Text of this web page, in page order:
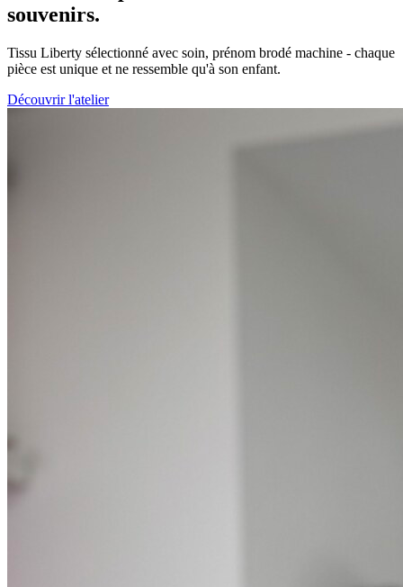
souvenirs.
Tissu Liberty sélectionné avec soin, prénom brodé machine - chaque
pièce est unique et ne ressemble qu'à son enfant.
Découvrir l'atelier